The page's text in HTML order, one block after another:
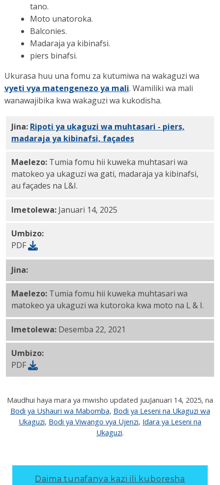
tano.
Moto unatoroka.
Balconies.
Madaraja ya kibinafsi.
piers binafsi.
Ukurasa huu una fomu za kutumiwa na wakaguzi wa
vyeti vya matengenezo ya mali. Wamiliki wa mali
wanawajibika kwa wakaguzi wa kukodisha.
Jina: Ripoti ya ukaguzi wa muhtasari - piers,
madaraja ya kibinafsi, façadesPDF
Maelezo: Tumia fomu hii kuweka muhtasari wa
matokeo ya ukaguzi wa gati, madaraja ya kibinafsi,
au façades na L&I.
Imetolewa: Januari 14, 2025
Umbizo:
PDF
Jina:Ripoti ya ukaguzi wa muhtasari - moto huepuka
Maelezo: Tumia fomu hii kuweka muhtasari wa
matokeo ya ukaguzi wa kutoroka kwa moto na L & I.
Imetolewa: Desemba 22, 2021
Umbizo:
PDF
Maudhui haya mara ya mwisho updated juuJanuari 14, 2025, na
Bodi ya Ushauri wa Mabomba, Bodi ya Leseni na Ukaguzi wa
Ukaguzi, Bodi ya Viwango vya Ujenzi, Idara ya Leseni na
Ukaguzi.
Daima tunafanya kazi ili kuboresha